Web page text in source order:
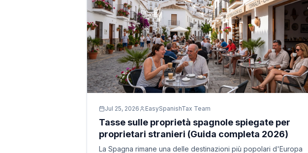
Jul 25, 2026 EasySpanishTax Team
Tasse sulle proprietà spagnole spiegate per
proprietari stranieri (Guida completa 2026)
La Spagna rimane una delle destinazioni più popolari d'Europa